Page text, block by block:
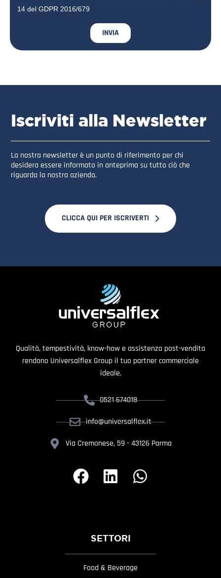
14 del GDPR 2016/679
INVIA
Iscriviti alla Newsletter
La nostra newsletter è un punto di riferimento per chi
desidera essere informato in anteprima su tutto ciò che
riguarda la nostra azienda.
CLICCA QUI PER ISCRIVERTI
Qualità, tempestività, know-how e assistenza post-vendita
rendono Universalflex Group il tuo partner commerciale
ideale.
0521 674018
info@universalflex.it
Via Cremonese, 59 - 43126 Parma
SETTORI
Food & Beverage